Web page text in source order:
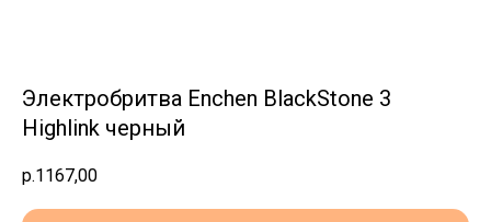
Электробритва Enchen BlackStone 3
Highlink черный
р.1167,00